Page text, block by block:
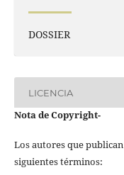
DOSSIER
LICENCIA
Nota de Copyright-
Los autores que
siguientes términos: